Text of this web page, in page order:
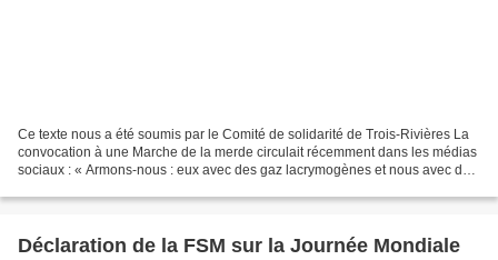
Ce texte nous a été soumis par le Comité de solidarité de Trois-Rivières La
convocation à une Marche de la merde circulait récemment dans les médias
sociaux : « Armons-nous : eux avec des gaz lacrymogènes et nous avec des
Déclaration de la FSM sur la Journée Mondiale